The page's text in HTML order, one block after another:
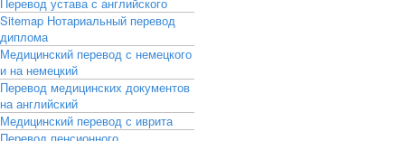
Sitemap Нотариальный перевод
диплома
Медицинский перевод с немецкого
и на немецкий
Перевод медицинских документов
на английский
Медицинский перевод с иврита